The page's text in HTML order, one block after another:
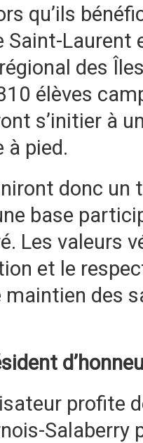
qu’ils
Saint-
des
élèves
s’initier à
à pied.
donc un
base
Les valeurs
et le
maintien des
profite
Salaberry